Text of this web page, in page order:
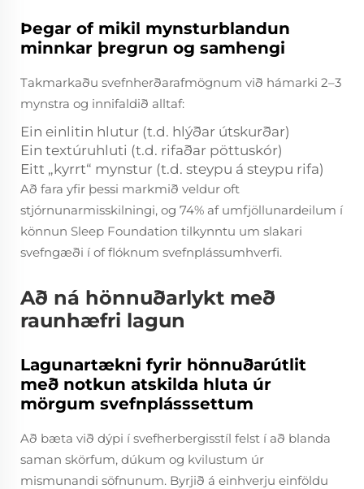
Þegar of mikil mynsturblandun
minnkar þregrun og samhengi
Takmarkaðu svefnherðarafmögnum við hámarki 2–3
mynstra og innifaldið alltaf:
Ein einlitin hlutur (t.d. hlýðar útskurðar)
Ein textúruhluti (t.d. rifaðar pöttuskór)
Eitt „kyrrt“ mynstur (t.d. steypu á steypu rifa)
Að fara yfir þessi markmið veldur oft
stjórnunarmisskilningi, og 74% af umfjöllunardeilum í
könnun Sleep Foundation tilkynntu um slakari
svefngæði í of flóknum svefnplássumhverfi.
Að ná hönnuðarlykt með
raunhæfri lagun
Lagunartækni fyrir hönnuðarútlit
með notkun atskilda hluta úr
mörgum svefnplásssettum
Að bæta við dýpi í svefherbergisstíl felst í að blanda
saman skörfum, dúkum og kvilustum úr
mismunandi söfnunum. Byrjið á einhverju einföldu